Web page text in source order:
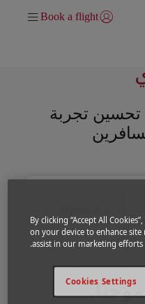
تسجيل الدخول | انضم)
Book a flight
تحسين تجربة
Client
By clicking “Accept All
on your device to enhance site
assist in our marketing efforts.
Cookies Settings